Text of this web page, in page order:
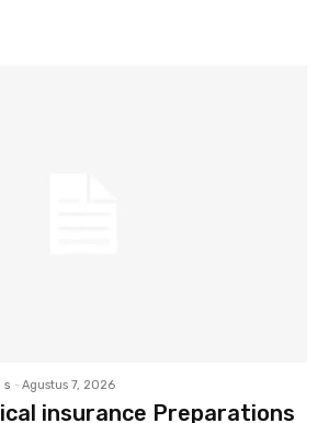
s - Agustus 7, 2026
insurance Preparations